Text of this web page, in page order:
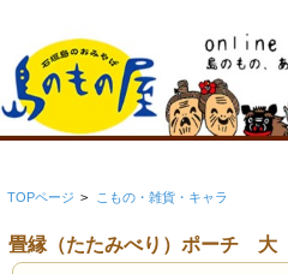
TOPページ > こもの・雑貨・キャラ
畳縁（たたみべり）ポーチ 大